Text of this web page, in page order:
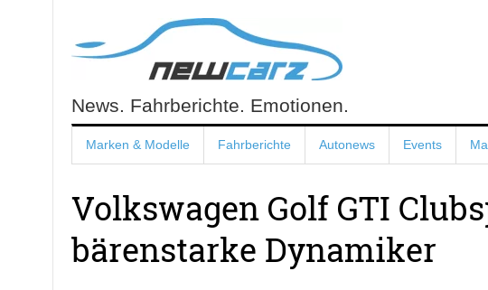
content
NewCarz.de
News. Fahrberichte. Emotionen.
Marken & Modelle Fahrberichte Autonews Events
Volkswagen Golf GTI
bärenstarke Dynamiker